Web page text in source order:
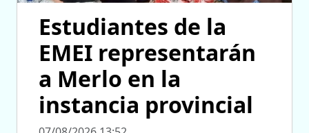
Estudiantes de la
EMEI representarán
a Merlo en la
instancia provincial